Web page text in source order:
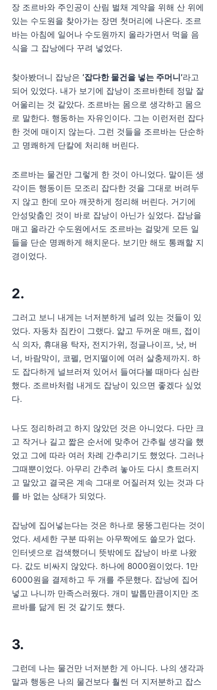
장 조르바와 주인공이 산림 벌채 계약을 위해 산 위에
있는 수도원을 찾아가는 장면 첫머리에 나온다. 조르
바는 아침에 일어나 수도원까지 올라가면서 먹을 음
식을 그 잡낭에다 꾸려 넣었다.
찾아봤더니 잡낭은 ‘잡다한 물건을 넣는 주머니’라고
되어 있었다. 내가 보기에 잡낭이 조르바한테 정말 잘
어울리는 것 같았다. 조르바는 몸으로 생각하고 몸으
로 말한다. 행동하는 자유인이다. 그는 이런저런 잡다
한 것에 매이지 않는다. 그런 것들을 조르바는 단순하
고 명쾌하게 단칼에 처리해 버린다.
조르바는 물건만 그렇게 한 것이 아니었다. 말이든 생
각이든 행동이든 모조리 잡다한 것을 그대로 버려두
지 않고 한데 모아 깨끗하게 정리해 버린다. 거기에
안성맞춤인 것이 바로 잡낭이 아닌가 싶었다. 잡낭을
매고 올라간 수도원에서도 조르바는 걸맞게 모든 일
들을 단순 명쾌하게 해치운다. 보기만 해도 통쾌할 지
경이었다.
2.
그러고 보니 내게는 너저분하게 널려 있는 것들이 있
었다. 자동차 짐칸이 그랬다. 얇고 두꺼운 매트, 접이
식 의자, 휴대용 탁자, 전지가위, 정글나이프, 낫, 버
너, 바람막이, 코펠, 먼지떨이에 여러 살충제까지. 하
도 잡다하게 널브러져 있어서 들여다볼 때마다 심란
했다. 조르바처럼 내게도 잡낭이 있으면 좋겠다 싶었
다.
나도 정리하려고 하지 않았던 것은 아니었다. 다만 크
고 작거나 길고 짧은 순서에 맞추어 간추릴 생각을 했
었고 그에 따라 여러 차례 간추리기도 했었다. 그러나
그때뿐이었다. 아무리 간추려 놓아도 다시 흐트러지
고 말았고 결국은 계속 그대로 어질러져 있는 것과 다
를 바 없는 상태가 되었다.
잡낭에 집어넣는다는 것은 하나로 뭉뚱그린다는 것이
었다. 세세한 구분 따위는 아무짝에도 쓸모가 없다.
인터넷으로 검색했더니 뜻밖에도 잡낭이 바로 나왔
다. 값도 비싸지 않았다. 하나에 8000원이었다. 1만
6000원을 결제하고 두 개를 주문했다. 잡낭에 집어
넣고 나니까 만족스러웠다. 개미 발톱만큼이지만 조
르바를 닮게 된 것 같기도 했다.
3.
그런데 나는 물건만 너저분한 게 아니다. 나의 생각과
말과 행동은 나의 물건보다 훨씬 더 지저분하고 잡스